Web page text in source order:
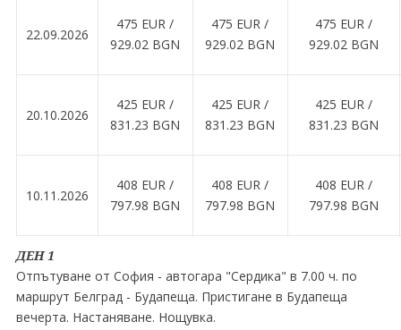
22.09.2026
475 EUR ∕
929.02 BGN
475 EUR ∕
929.02 BGN
475 EUR ∕
929.02 BGN
20.10.2026
425 EUR ∕
831.23 BGN
425 EUR ∕
831.23 BGN
425 EUR ∕
831.23 BGN
10.11.2026
408 EUR ∕
797.98 BGN
408 EUR ∕
797.98 BGN
408 EUR ∕
797.98 BGN
ДЕН 1
Отпътуване от София - автогара "Сердика" в 7.00 ч. по
маршрут Белград - Будапеща. Пристигане в Будапеща
вечерта. Настаняване. Нощувка.